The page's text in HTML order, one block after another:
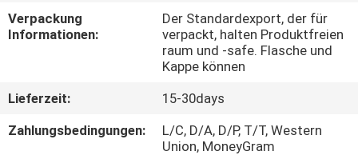
QUALITÄTSKONTROLLE
SIE
MIT
Verpackung
Informationen:
Der Standardexport, der für
verpackt, halten Produktfreien
raum und -safe. Flasche und
Kappe können
Lieferzeit:
15-30days
Zahlungsbedingungen:
L/C, D/A, D/P, T/T, Western
Union, MoneyGram